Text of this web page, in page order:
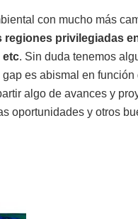
con mucho más
regiones privilegiadas
etc. Sin duda tenemos
es abismal en
algo de avances y
oportunidades y otros